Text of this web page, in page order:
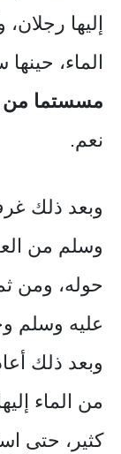
إليها
الماء،
مسستما من
نعم.
وبعد ذلك
وسلم من
حوله، ومن
عليه وسلم
وبعد ذلك
من الماء
كثير، حتى